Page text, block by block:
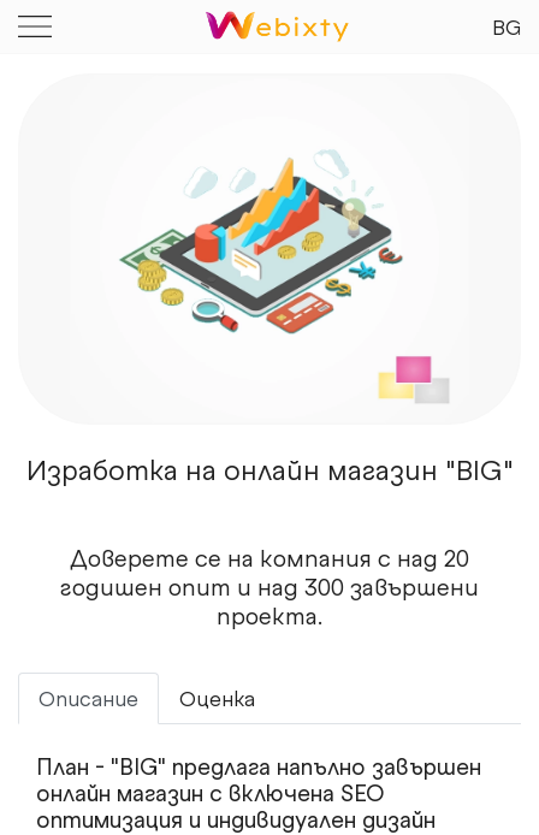
BG
Изработка на онлайн магазин "BIG"
Доверете се на компания с над 20
годишен опит и над 300 завършени
проекта.
Описание Оценка
План - "BIG" предлага напълно завършен
онлайн магазин с включена SEO
оптимизация и индивидуален дизайн